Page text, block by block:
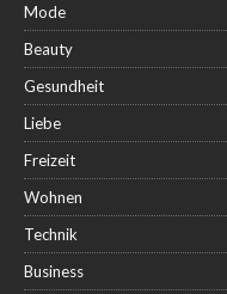
Mode
Beauty
Gesundheit
Liebe
Freizeit
Wohnen
Technik
Business